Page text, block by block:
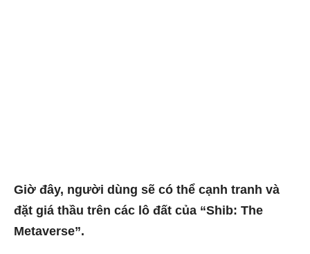
Giờ đây, người dùng sẽ có thể cạnh tranh và
đặt giá thầu trên các lô đất của “Shib: The
Metaverse”.